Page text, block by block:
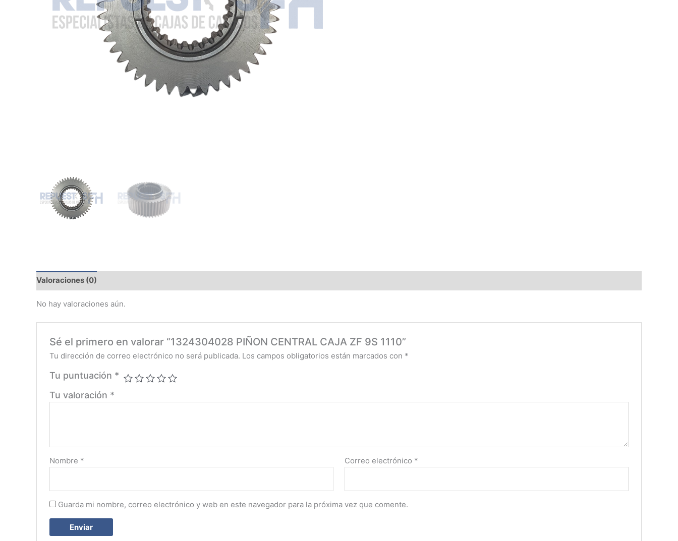
Valoraciones (0)
No hay valoraciones aún.
Sé el primero en valorar “1324304028 PIÑON CENTRAL CAJA ZF 9S 1110”
Tu dirección de correo electrónico no será publicada. Los campos obligatorios están marcados con *
Tu puntuación *
Tu valoración *
Nombre * Correo electrónico *
Guarda mi nombre, correo electrónico y web en este navegador para la próxima vez que comente.